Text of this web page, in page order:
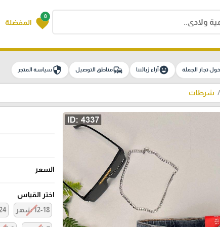
0
favorite المفضلة
تجار الجملة emoji_emotionsآراء زبائننا commuteمناطق التوصيل securityسياسة المتجر
شرطات
السعر
اختر القياس
12-18 شهر